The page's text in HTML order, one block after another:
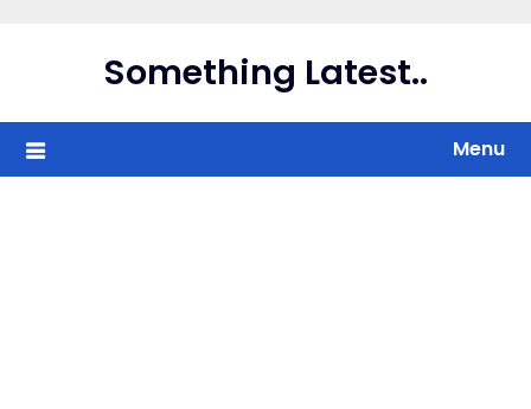
Something Latest..
Menu